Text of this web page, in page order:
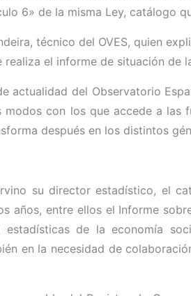
6» de la misma Ley, catálogo
técnico del OVES, quien
el informe de situación de
del Observatorio
con los que accede a las
después en los distintos
su director estadístico, el
entre ellos el Informe
de la economía
en la necesidad de